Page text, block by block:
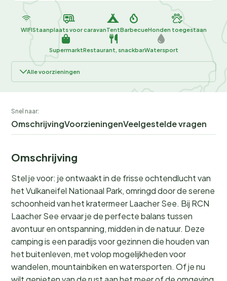
WIFIStaanplaats voor caravanTentBarbecueHonden toegestaan
SupermarktRestaurant, snackbarWatersport
Alle voorzieningen
Snel naar:
OmschrijvingVoorzieningenVeelgestelde vragen
Omschrijving
Stel je voor: je ontwaakt in de frisse ochtendlucht van
het Vulkaneifel Nationaal Park, omringd door de serene
schoonheid van het kratermeer Laacher See. Bij RCN
Laacher See ervaar je de perfecte balans tussen
avontuur en ontspanning, midden in de natuur. Deze
camping is een paradijs voor gezinnen die houden van
het buitenleven, met volop mogelijkheden voor
wandelen, mountainbiken en watersporten. Of je nu